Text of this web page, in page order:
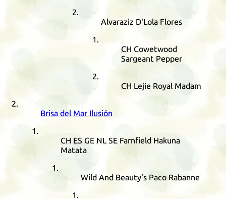
Alvaraziz D'Lola Flores
CH Cowetwood
Sargeant Pepper
CH Lejie Royal Madam
Brisa del Mar Ilusión
CH ES GE NL SE Farnfield Hakuna
Matata
Wild And Beauty's Paco Rabanne